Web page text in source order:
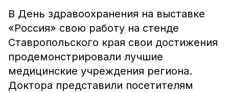
В День здравоохранения на выставке
«Россия» свою работу на стенде
Ставропольского края свои достижения
продемонстрировали лучшие
медицинские учреждения региона.
Доктора представили посетителям